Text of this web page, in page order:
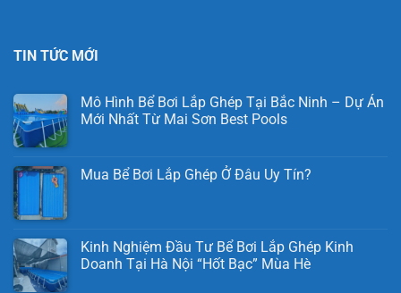
TIN TỨC MỚI
Mô Hình Bể Bơi Lắp Ghép Tại Bắc Ninh – Dự Án
Mới Nhất Từ Mai Sơn Best Pools
Mua Bể Bơi Lắp Ghép Ở Đâu Uy Tín?
Kinh Nghiệm Đầu Tư Bể Bơi Lắp Ghép Kinh
Doanh Tại Hà Nội “Hốt Bạc” Mùa Hè